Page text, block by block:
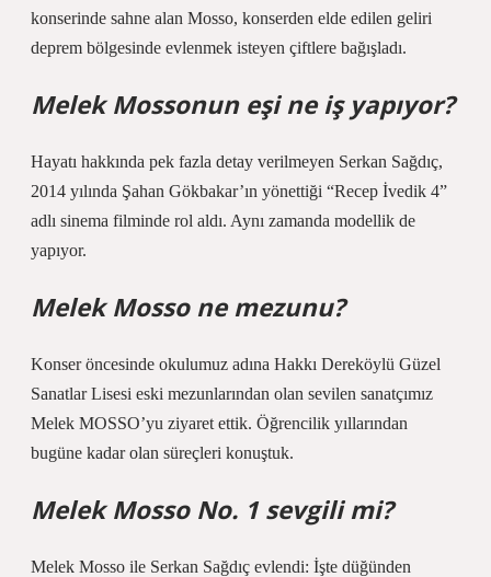
konserinde sahne alan Mosso, konserden elde edilen geliri
deprem bölgesinde evlenmek isteyen çiftlere bağışladı.
Melek Mossonun eşi ne iş yapıyor?
Hayatı hakkında pek fazla detay verilmeyen Serkan Sağdıç,
2014 yılında Şahan Gökbakar’ın yönettiği “Recep İvedik 4”
adlı sinema filminde rol aldı. Aynı zamanda modellik de
yapıyor.
Melek Mosso ne mezunu?
Konser öncesinde okulumuz adına Hakkı Dereköylü Güzel
Sanatlar Lisesi eski mezunlarından olan sevilen sanatçımız
Melek MOSSO’yu ziyaret ettik. Öğrencilik yıllarından
bugüne kadar olan süreçleri konuştuk.
Melek Mosso No. 1 sevgili mi?
Melek Mosso ile Serkan Sağdıç evlendi: İşte düğünden